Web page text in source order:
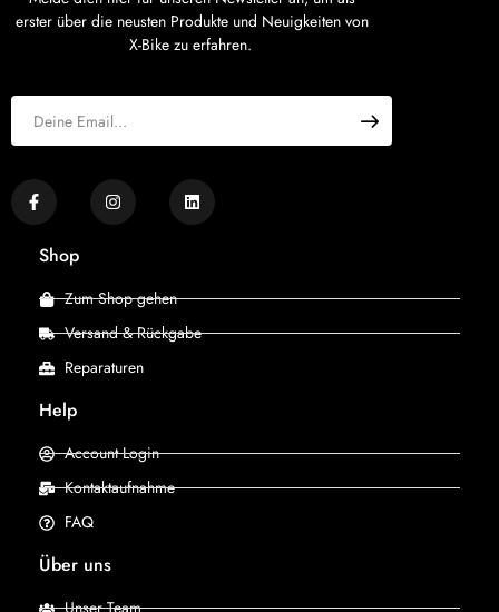
erster über die neusten Produkte und Neuigkeiten von
X-Bike zu erfahren.
Shop
Zum Shop gehen
Versand & Rückgabe
Reparaturen
Help
Account Login
Kontaktaufnahme
FAQ
Über uns